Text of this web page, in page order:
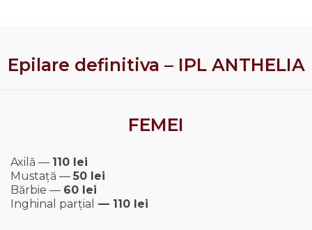
Epilare definitiva – IPL ANTHELIA
FEMEI
Axilă — 110 lei
Mustață — 50 lei
Bărbie — 60 lei
Inghinal parțial — 110 lei